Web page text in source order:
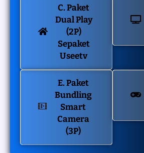
C. Paket
Dual Play
(2P)
Sepaket
Useetv
E. Paket
Bundling
Smart
Camera
(3P)